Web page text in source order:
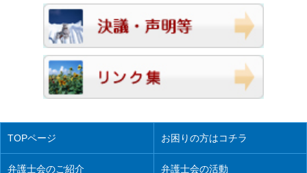
TOPページ お困りの方はコチラ
弁護士会のご紹介 弁護士会の活動